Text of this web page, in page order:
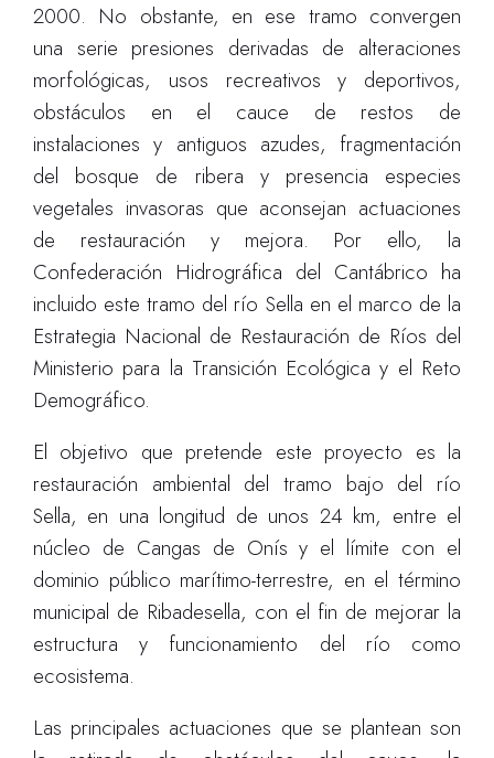
2000. No obstante, en ese tramo convergen
una serie presiones derivadas de alteraciones
morfológicas, usos recreativos y deportivos,
obstáculos en el cauce de restos de
instalaciones y antiguos azudes, fragmentación
del bosque de ribera y presencia especies
vegetales invasoras que aconsejan actuaciones
de restauración y mejora. Por ello, la
Confederación Hidrográfica del Cantábrico ha
incluido este tramo del río Sella en el marco de la
Estrategia Nacional de Restauración de Ríos del
Ministerio para la Transición Ecológica y el Reto
Demográfico.
El objetivo que pretende este proyecto es la
restauración ambiental del tramo bajo del río
Sella, en una longitud de unos 24 km, entre el
núcleo de Cangas de Onís y el límite con el
dominio público marítimo-terrestre, en el término
municipal de Ribadesella, con el fin de mejorar la
estructura y funcionamiento del río como
ecosistema.
Las principales actuaciones que se plantean son